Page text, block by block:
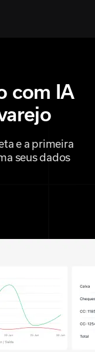
com IA
e a primeira
seus dados